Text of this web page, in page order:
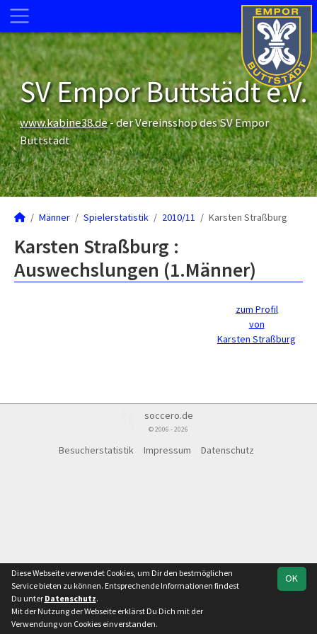
SV Empor Buttstädt e.V.
www.kabine38.de- der Vereinsshop des SV Empor
Buttstädt
Männer Spielerstatistik 2010/11 Karsten Straßburg
Karsten Straßburg :
Auswechslungen (1.Männer)
zum Profil
von
Karsten Straßburg
soccero.de
© 2006 - 2026
Besucherstatistik Impressum Datenschutz
OK
Diese Webseite verwendet Cookies, um Dir den bestmöglichen
Service bieten zu können. Entsprechende Informationen findest
Du unter Datenschutz.
Mit der Nutzung der Webseite erklärst Du Dich mit der
Verwendung von Cookies einverstanden.